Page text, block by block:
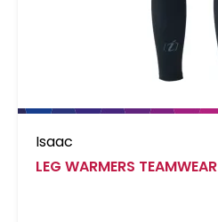
Isaac
LEG WARMERS TEAMWEAR